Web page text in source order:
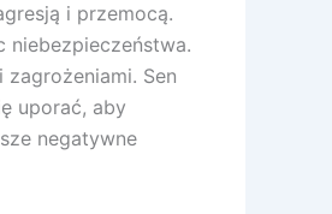
i przemocą.
niebezpieczeństwa.
Sen
uporać, aby
negatywne